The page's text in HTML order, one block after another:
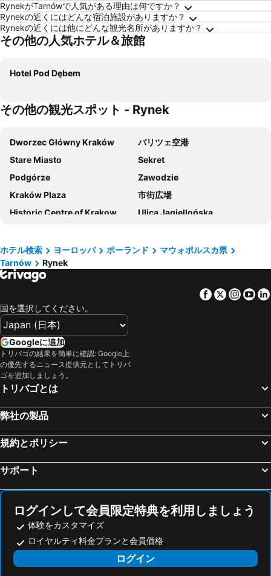
RynekがTarnówで人気がある理由は何ですか？
Rynekの近くにはどんな宿泊施設がありますか？
Rynekの近くには他にどんな観光名所がありますか？
その他の人気ホテル＆旅館
Hotel Pod Dębem
その他の観光スポット - Rynek
Dworzec Główny Kraków
バリツェ空港
Stare Miasto
Sekret
Podgórze
Zawodzie
Kraków Plaza
市街広場
Historic Centre of Krakow
Ulica Jagiellońska
ヴァヴェル城
Częstochówka-Parkitka
3 Maja
Bazylika Mariacka
Skałki Twardowskiego
Ostrava Hlavni nadrazi
Remuh Synagogue
Brama Floriańska
Ośrodek Jazdy Konnej DYZMA
Teplica – Brezovica
Church of St Anthony of Padua
Aleksandrowice
Jasná Nízke Tatry – Chopok
Sośnica
Globus
Rynek
Marzenie
Strusina
Klikowa
Krzyż
Mościce
Lubinka
Jurasówka
ホテル検索 ヨーロッパ ポーランド
マウォポルスカ県
Tarnów
Rynek
Facebook
Twitter
国を選択してください。
Googleに追加
トリバゴの結果を簡単に確認: Google上
の優先するニュース提供元としてトリバ
ゴを追加しましょう。
トリバゴとは
弊社の製品
規約とポリシー
サポート
ログインして会員限定特典を利用しましょう
体験をカスタマイズ
ロイヤルティ料金プランと会員価格
ログイン